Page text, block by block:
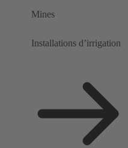
Mines
Installations d’irrigation